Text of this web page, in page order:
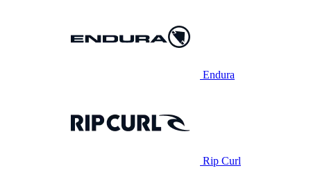
Endura
Rip Curl